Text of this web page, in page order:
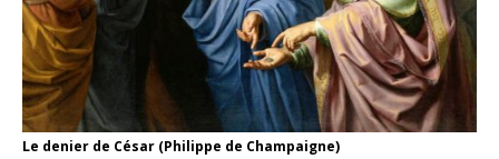
Le denier de César (Philippe de Champaigne)